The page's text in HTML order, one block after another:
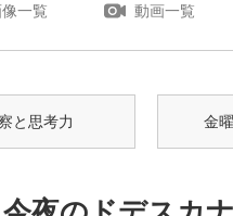
一覧 動画一覧
と思考力 金